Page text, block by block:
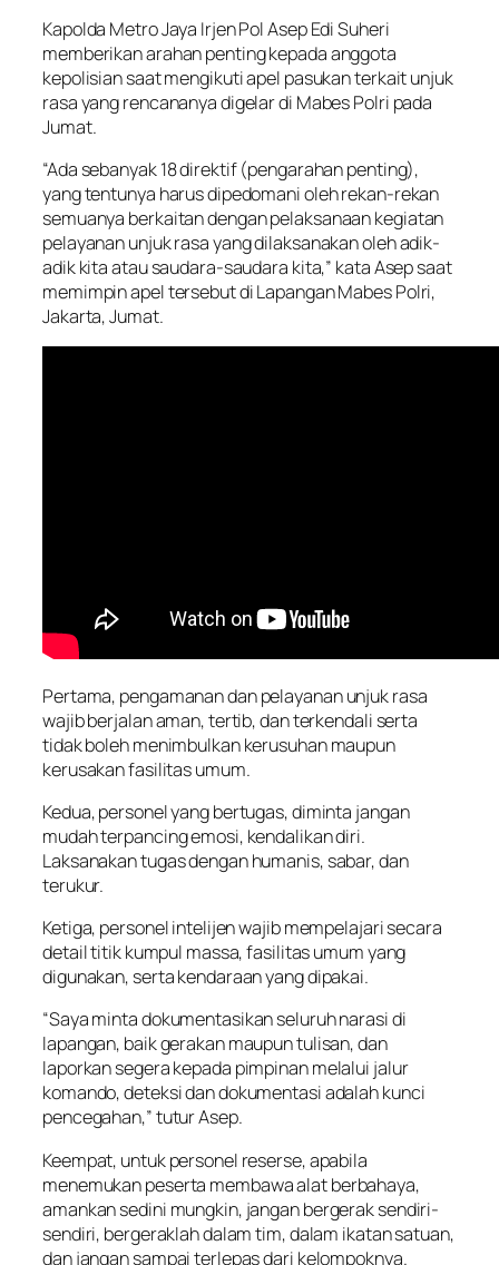
Kapolda Metro Jaya Irjen Pol Asep Edi Suheri
memberikan arahan penting kepada anggota
kepolisian saat mengikuti apel pasukan terkait unjuk
rasa yang rencananya digelar di Mabes Polri pada
Jumat.
“Ada sebanyak 18 direktif (pengarahan penting),
yang tentunya harus dipedomani oleh rekan-rekan
semuanya berkaitan dengan pelaksanaan kegiatan
pelayanan unjuk rasa yang dilaksanakan oleh adik-
adik kita atau saudara-saudara kita,” kata Asep saat
memimpin apel tersebut di Lapangan Mabes Polri,
Jakarta, Jumat.
Pertama, pengamanan dan pelayanan unjuk rasa
wajib berjalan aman, tertib, dan terkendali serta
tidak boleh menimbulkan kerusuhan maupun
kerusakan fasilitas umum.
Kedua, personel yang bertugas, diminta jangan
mudah terpancing emosi, kendalikan diri.
Laksanakan tugas dengan humanis, sabar, dan
terukur.
Ketiga, personel intelijen wajib mempelajari secara
detail titik kumpul massa, fasilitas umum yang
digunakan, serta kendaraan yang dipakai.
“Saya minta dokumentasikan seluruh narasi di
lapangan, baik gerakan maupun tulisan, dan
laporkan segera kepada pimpinan melalui jalur
komando, deteksi dan dokumentasi adalah kunci
pencegahan,” tutur Asep.
Keempat, untuk personel reserse, apabila
menemukan peserta membawa alat berbahaya,
amankan sedini mungkin, jangan bergerak sendiri-
sendiri, bergeraklah dalam tim, dalam ikatan satuan,
dan jangan sampai terlepas dari kelompoknya.